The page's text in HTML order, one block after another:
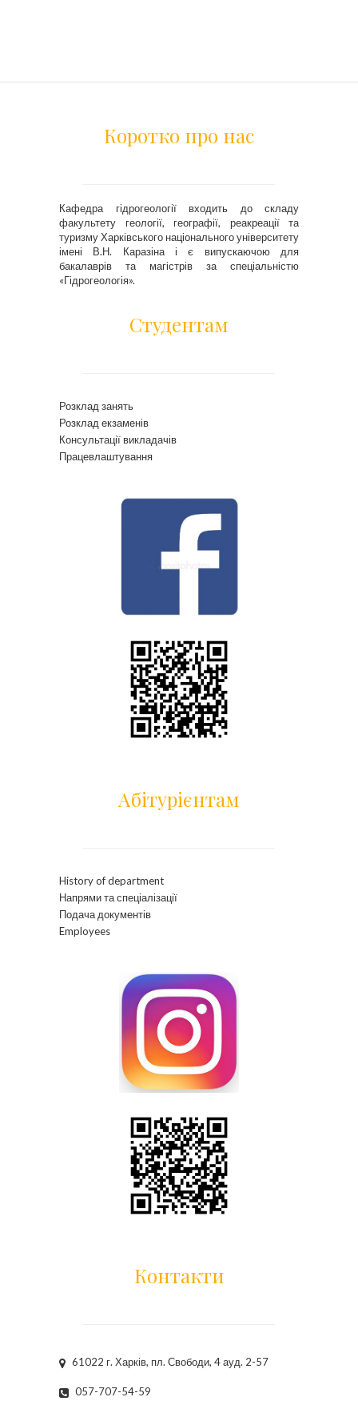
Коротко про нас
Кафедра гідрогеології входить до складу
факультету геології, географії, реакреації та
туризму Харківського національного університету
імені В.Н. Каразіна і є випускаючою для
бакалаврів та магістрів за спеціальністю
«Гідрогеологія».
Студентам
Розклад занять
Розклад екзаменів
Консультації викладачів
Працевлаштування
Абітурієнтам
History of department
Напрями та спеціалізації
Подача документів
Employees
Контакти
61022 г. Харків, пл. Свободи, 4 ауд. 2-57
057-707-54-59